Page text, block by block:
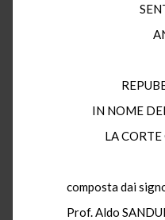
IN NOME
LA
composta dai
Prof. Aldo